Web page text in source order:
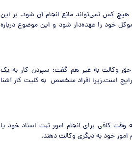
هیچ کس نمی‌تواند مانع انجام آن شود. بر این
خود را عهده‌دار شود و این موضوع درباره
حق وکالت به غیر هم گفت:‌ سپردن کار به یک
است.زیرا افراد متخصص به کلیت کار آشنا
کافی برای انجام امور ثبت اسناد خود یا
امور خود به دیگری وکالت دهند.